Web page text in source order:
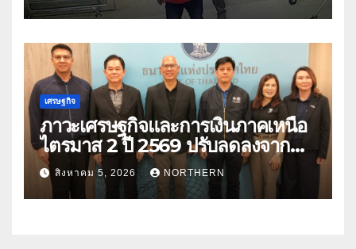
เศรษฐกิจ
ภาวะเศรษฐกิจและการเงินภาคเหนือ
ไตรมาส 2 ปี 2569 ปรับลดลงจาก
ราคาพลังงาน ค่าครองชีพ
สิงหาคม 5, 2026 NORTHERN